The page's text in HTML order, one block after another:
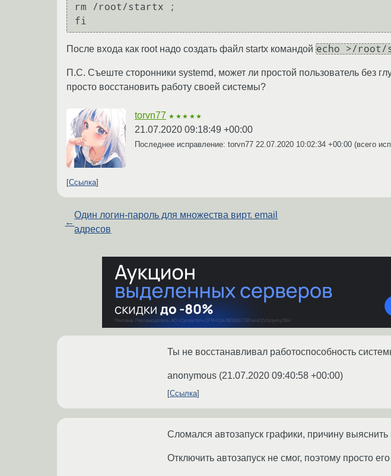
rm /root/startx ;
После входа как root надо создать файл startx командой echo >/
П.С. Съеште сторонники systemd, может ли простой пользователь без
просто восстановить работу своей системы?
torvn77 ★★★★★
21.07.2020 09:18:49 +00:00
Последнее исправление: torvn77 22.07.2020 10:02:34 +00:00 (всего
Ссылка
←
Один логин-пароль для множества вирт. email
адресов
Ты не восстанавливал работоспособность
anonymous (21.07.2020 09:40:58 +00:00)
Ссылка
Сломался автозапуск графики, причину выяснить
Отключить автозапуск не смог, поэтому просто